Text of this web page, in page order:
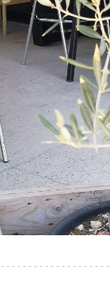
A NUESTRA